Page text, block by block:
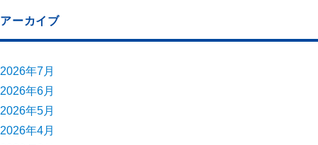
アーカイブ
2026年7月
2026年6月
2026年5月
2026年4月